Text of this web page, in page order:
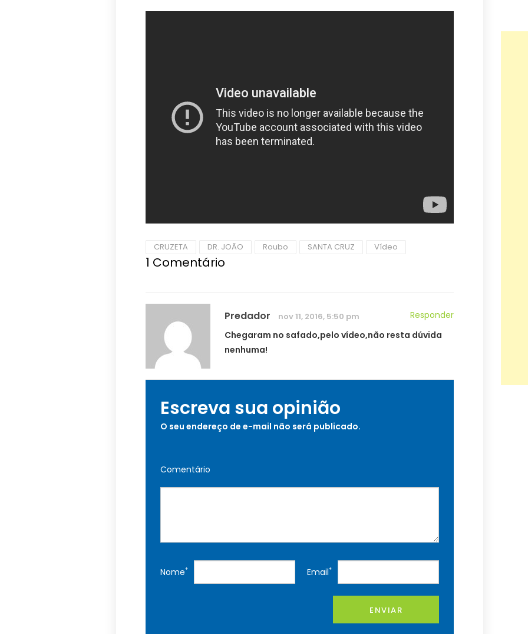
CRUZETA DR. JOÃO Roubo SANTA CRUZ Vídeo
1 Comentário
Predador nov 11, 2016, 5:50 pm
Responder
Chegaram no safado,pelo vídeo,não resta dúvida
nenhuma!
Escreva sua opinião
O seu endereço de e-mail não será publicado.
Comentário
Nome* Email*
ENVIAR